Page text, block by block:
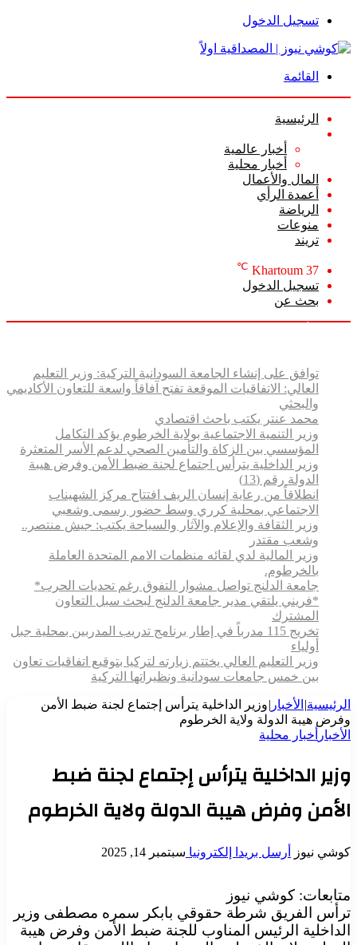
تسجيل الدخول
القائمة
الرئيسية
أخبار عالمية
أخبار محلية
المال والأعمال
أعمدة الرأي
الرياضة
منوعات
تريند
Khartoum 37
℃
تسجيل الدخول
بحث عن
توافق على إنشاء الجامعة السودانية التركية: وزير التعليم
العالي: الاتفاقيات الموقعة تفتح آفاقاً واسعة للتعاون الأكاديمي
والبحثي
محمد عنتر يكتب باحث اقتصادي
وزير التنمية الاجتماعية بولاية الخرطوم يؤكد التكامل
المؤسسي بين الزكاة والتأمين الصحي لدعم الأسر المتعثرة
وزير الداخلية يترأس اجتماع لجنة ضبط الأمن وفرض هيبة
الدولة رقم (13)
انطلاقاً من رعاية إنسان الريف افتتاح مركز الشهيناب
الاجتماعي بمحلية كرري وسط حضور رسمى وشعبي
وزير الثقافة والإعلام والآثار والسياحة يكتب: جيش منتصر..
وشعب مقتدر
وزير المالية لدي لقائه منظمات الامم المتحدة العاملة
بالخرطوم.
جامعة الدلنج تواصل مشوار التفوق رغم تحديات الحرب*
*فريني يلتقي مدير جامعة الدلنج لبحث سبل التعاون
المشترك
تخريج 115 مدرباً في إطار برنامج تدريب المدربين بمحلية جبل
أولياء
وزير التعليم العالي يختتم زيارته لتركيا بتوقيع اتفاقيات تعاون
بين خمس جامعات سودانية ونظيراتها التركية
الرئيسية| الأخبار |وزير الداخلية يترأس إجتماع لجنة ضبط الأمن
وفرض هيبة الدولة ولاية الخرطوم
الأخبار أخبار محلية
وزير الداخلية يترأس إجتماع لجنة ضبط
الأمن وفرض هيبة الدولة ولاية الخرطوم
كوشي نيوز أرسل بريدا إلكترونيا سبتمبر 14, 2025
متابعات: كوشي نيوز
ترأس الفريق شرطة حقوقي بابكر سمره مصطفى وزير
الداخلية الرئيس المناوب للجنة ضبط الأمن وفرض هيبة